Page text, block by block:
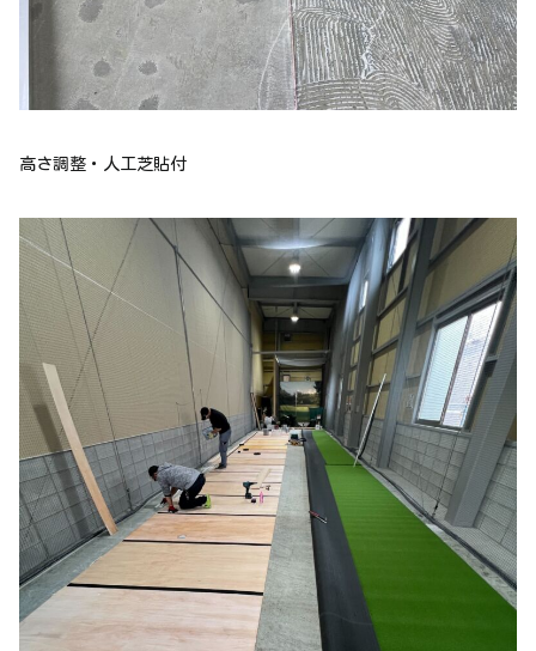
高さ調整・人工芝貼付